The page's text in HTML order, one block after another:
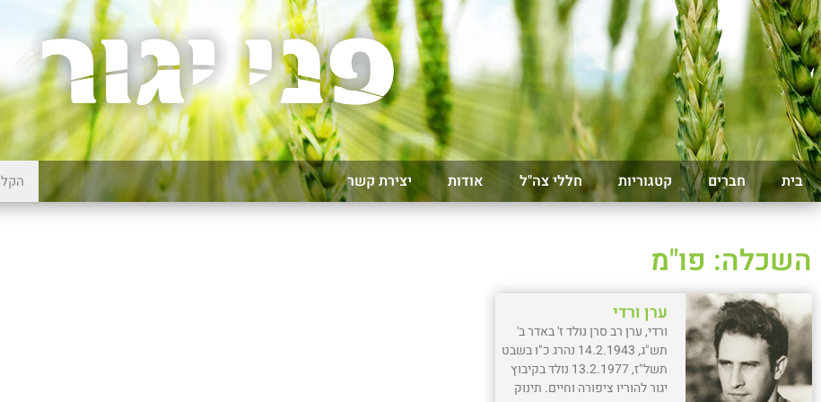
בית חברים קטגוריות חללי צה"ל אודות יצירת קשר
השכלה: פו"מ
ערן ורדי
ורדי, ערן רב סרן נולד ז' באדר ב'
תש"ג, 14.2.1943 נהרג כ"ו בשבט
תשל"ז, 13.2.1977 נולד בקיבוץ
יגור להוריו ציפורה וחיים. תינוק